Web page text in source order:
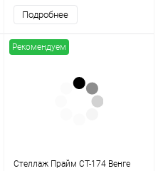
Подробнее
Рекомендуем
Стеллаж Прайм СТ-174 Венге